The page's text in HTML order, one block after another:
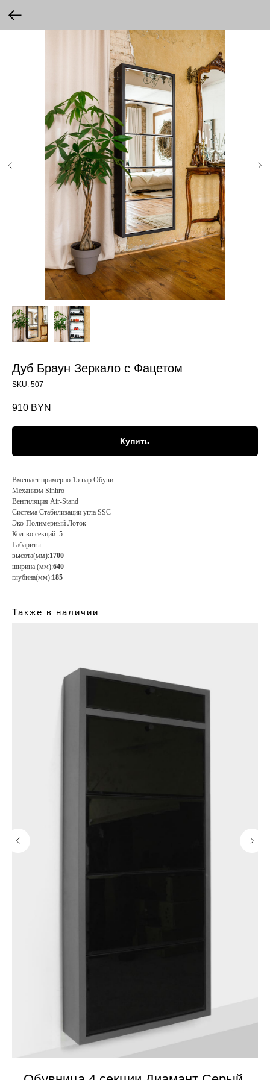
Дуб Браун Зеркало с Фацетом
SKU: 507
910 BYN
Купить
Вмещает примерно 15 пар Обуви
Механизм Sinhro
Вентиляция Air-Stand
Система Стабилизации угла SSC
Эко-Полимерный Лоток
Кол-во секций: 5
Габариты:
высота(мм):1700
ширина (мм):640
глубина(мм):185
Также в наличии